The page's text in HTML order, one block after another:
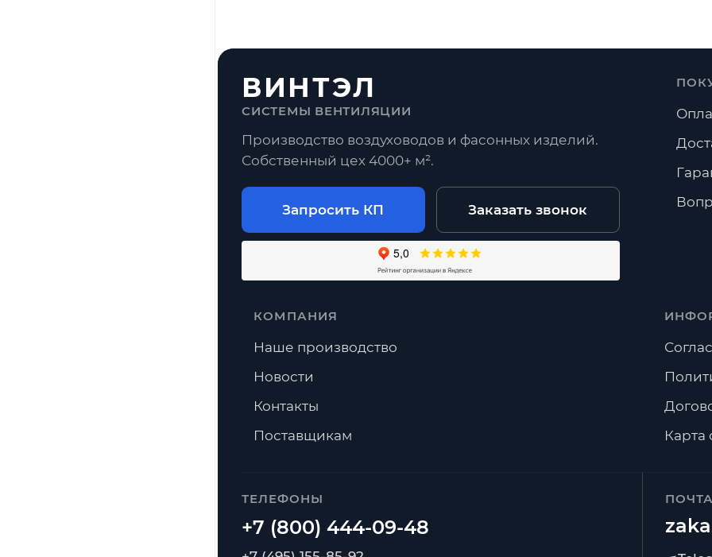
ВИНТЭЛ
СИСТЕМЫ ВЕНТИЛЯЦИИ
Производство воздуховодов и фасонных изделий.
Собственный цех 4000+ м².
Запросить КП Заказать звонок
ТЕЛЕФОНЫ
КОМПАНИЯ
Наше производство
Новости
Контакты
Поставщикам
Карта